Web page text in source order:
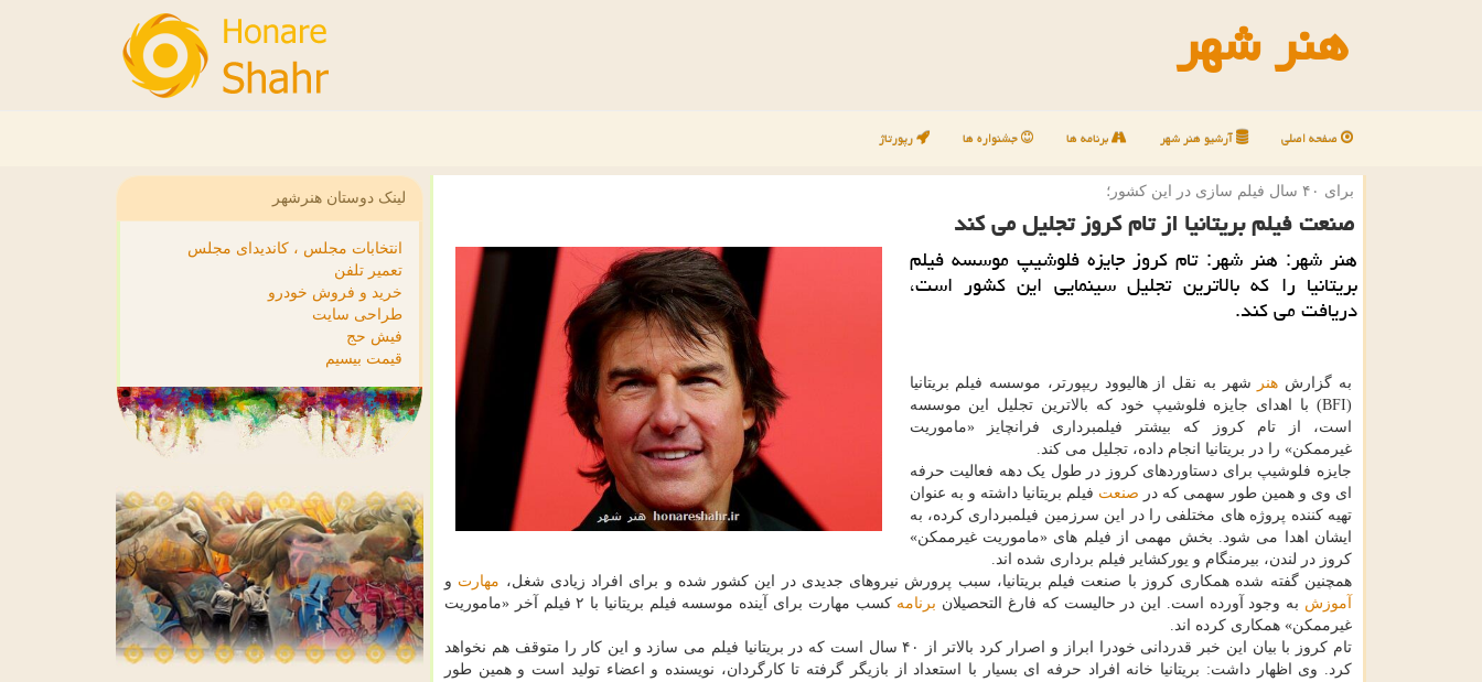
هنر شهر
صفحه اصلی آرشیو هنر شهر برنامه ها جشنواره ها رپورتاژ
برای ۴۰ سال فیلم سازی در این كشور؛
صنعت فیلم بریتانیا از تام کروز تجلیل می کند
هنر شهر: هنر شهر: تام کروز جایزه فلوشیپ موسسه فیلم
بریتانیا را که بالاترین تجلیل سینمایی این کشور است،
دریافت می کند.
به گزارش هنر
شهر به نقل از هالیوود ریپورتر، موسسه فیلم بریتانیا
(BFI) با اهدای جایزه فلوشیپ خود که بالاترین تجلیل این موسسه
است، از تام کروز که بیشتر فیلمبرداری فرانچایز «ماموریت
غیرممکن» را در بریتانیا انجام داده، تجلیل می کند.
جایزه فلوشیپ برای دستاوردهای کروز در طول یک دهه فعالیت حرفه
ای وی و همین طور سهمی که در صنعت فیلم بریتانیا داشته و به عنوان
تهیه کننده پروژه های مختلفی را در این سرزمین فیلمبرداری کرده، به
ایشان اهدا می شود. بخش مهمی از فیلم های «ماموریت غیرممکن»
کروز در لندن، بیرمنگام و یورکشایر فیلم برداری شده اند.
همچنین گفته شده همکاری کروز با صنعت فیلم بریتانیا، سبب پرورش نیروهای جدیدی در این کشور شده و برای افراد زیادی شغل، مهارت و
آموزش به وجود آورده است. این در حالیست که فارغ التحصیلان برنامه
کسب مهارت برای آینده موسسه فیلم بریتانیا با ۲ فیلم آخر «ماموریت
غیرممکن» همکاری کرده اند.
تام کروز با بیان این خبر قدردانی خودرا ابراز و اصرار کرد بالاتر از ۴۰ سال است که در بریتانیا فیلم می سازد و این کار را متوقف هم نخواهد
کرد. وی اظهار داشت: بریتانیا خانه افراد حرفه ای بسیار با استعداد از بازیگر گرفته تا کارگردان، نویسنده و اعضاء تولید است و همین طور
لینک دوستان هنرشهر
انتخابات مجلس ، کاندیدای مجلس
تعمیر تلفن
خرید و فروش خودرو
طراحی سایت
فیش حج
قیمت بیسیم